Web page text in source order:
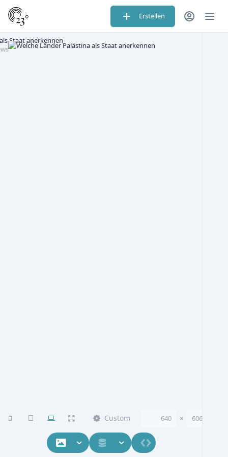
Erstellen
Staat anerkennen
Custom